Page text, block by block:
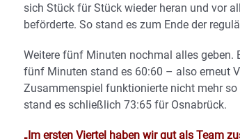
sich Stück für Stück wieder heran und vor
beförderte. So stand es zum Ende der
Weitere fünf Minuten nochmal alles geben.
fünf Minuten stand es 60:60 – also erneut
Zusammenspiel funktionierte nicht mehr
stand es schließlich 73:65 für Osnabrück.
„Im ersten Viertel haben wir gut als Team